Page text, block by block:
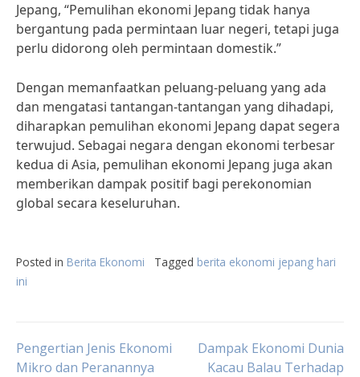
Jepang, “Pemulihan ekonomi Jepang tidak hanya
bergantung pada permintaan luar negeri, tetapi juga
perlu didorong oleh permintaan domestik.”
Dengan memanfaatkan peluang-peluang yang ada
dan mengatasi tantangan-tantangan yang dihadapi,
diharapkan pemulihan ekonomi Jepang dapat segera
terwujud. Sebagai negara dengan ekonomi terbesar
kedua di Asia, pemulihan ekonomi Jepang juga akan
memberikan dampak positif bagi perekonomian
global secara keseluruhan.
Posted in Berita Ekonomi Tagged berita ekonomi jepang hari
ini
Post
Pengertian Jenis Ekonomi
Mikro dan Peranannya
Dampak Ekonomi Dunia
Kacau Balau Terhadap